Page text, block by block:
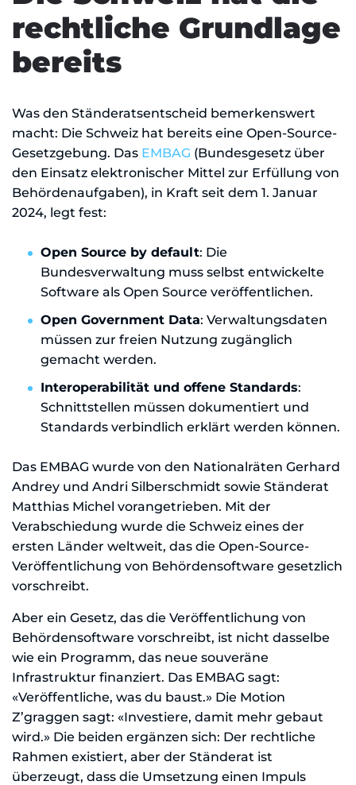
rechtliche Grundlage
bereits
Was den Ständeratsentscheid bemerkenswert
macht: Die Schweiz hat bereits eine Open-Source-
Gesetzgebung. Das EMBAG (Bundesgesetz über
den Einsatz elektronischer Mittel zur Erfüllung von
Behördenaufgaben), in Kraft seit dem 1. Januar
2024, legt fest:
Open Source by default: Die
Bundesverwaltung muss selbst entwickelte
Software als Open Source veröffentlichen.
Open Government Data: Verwaltungsdaten
müssen zur freien Nutzung zugänglich
gemacht werden.
Interoperabilität und offene Standards:
Schnittstellen müssen dokumentiert und
Standards verbindlich erklärt werden können.
Das EMBAG wurde von den Nationalräten Gerhard
Andrey und Andri Silberschmidt sowie Ständerat
Matthias Michel vorangetrieben. Mit der
Verabschiedung wurde die Schweiz eines der
ersten Länder weltweit, das die Open-Source-
Veröffentlichung von Behördensoftware gesetzlich
vorschreibt.
Aber ein Gesetz, das die Veröffentlichung von
Behördensoftware vorschreibt, ist nicht dasselbe
wie ein Programm, das neue souveräne
Infrastruktur finanziert. Das EMBAG sagt:
«Veröffentliche, was du baust.» Die Motion
Z’graggen sagt: «Investiere, damit mehr gebaut
wird.» Die beiden ergänzen sich: Der rechtliche
Rahmen existiert, aber der Ständerat ist
überzeugt, dass die Umsetzung einen Impuls